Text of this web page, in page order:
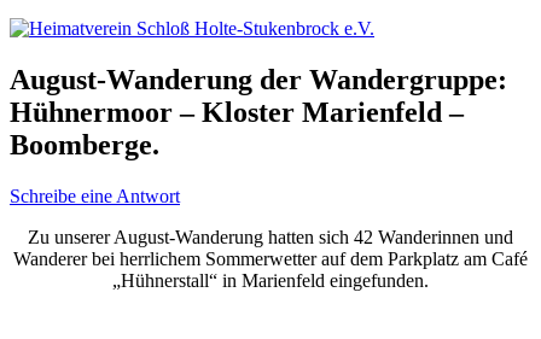
August-Wanderung der Wandergruppe:
Hühnermoor – Kloster Marienfeld –
Boomberge.
Schreibe eine Antwort
Zu unserer August-Wanderung hatten sich 42 Wanderinnen und
Wanderer bei herrlichem Sommerwetter auf dem Parkplatz am Café
„Hühnerstall“ in Marienfeld eingefunden.